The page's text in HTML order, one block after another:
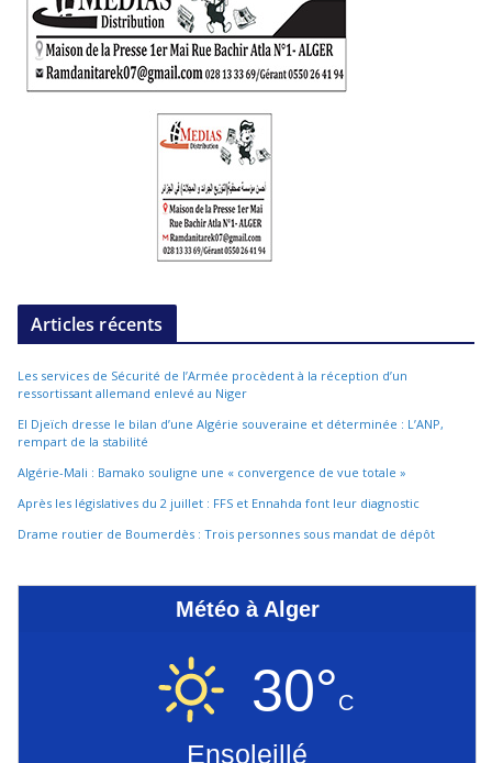
Articles récents
Les services de Sécurité de l’Armée procèdent à la réception d’un
ressortissant allemand enlevé au Niger
El Djeïch dresse le bilan d’une Algérie souveraine et déterminée : L’ANP,
rempart de la stabilité
Algérie-Mali : Bamako souligne une « convergence de vue totale »
Après les législatives du 2 juillet : FFS et Ennahda font leur diagnostic
Drame routier de Boumerdès : Trois personnes sous mandat de dépôt
Météo à Alger
30°C
Ensoleillé